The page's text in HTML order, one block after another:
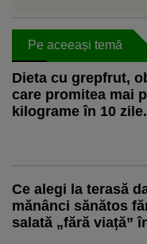
Pe aceeași temă
Dieta cu grepfrut,
care promitea mai
kilograme în 10
Ce alegi la terasă
mănânci sănătos
salată „fără viață”